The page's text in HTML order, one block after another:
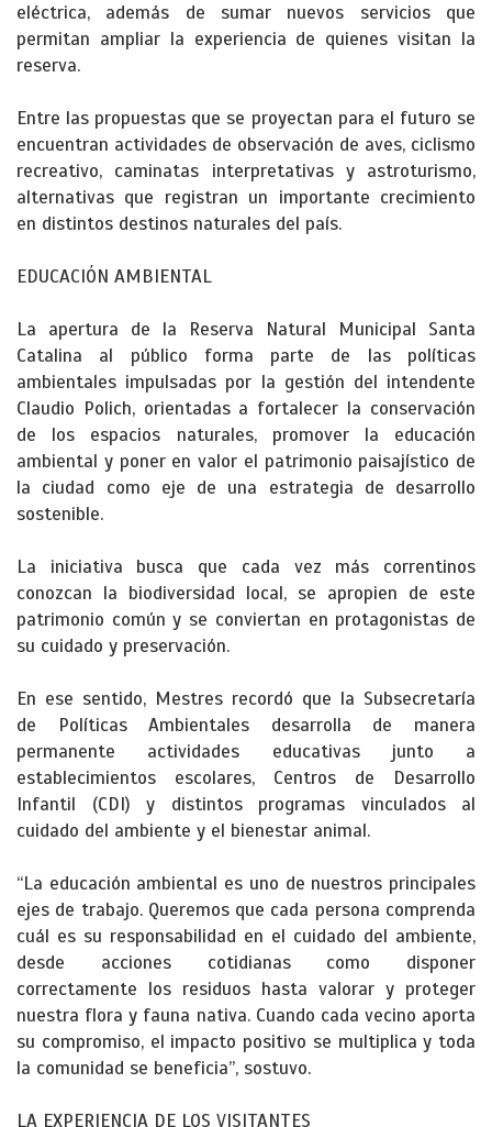
eléctrica, además de sumar nuevos servicios que
permitan ampliar la experiencia de quienes visitan la
reserva.
Entre las propuestas que se proyectan para el futuro se
encuentran actividades de observación de aves, ciclismo
recreativo, caminatas interpretativas y astroturismo,
alternativas que registran un importante crecimiento
en distintos destinos naturales del país.
EDUCACIÓN AMBIENTAL
La apertura de la Reserva Natural Municipal Santa
Catalina al público forma parte de las políticas
ambientales impulsadas por la gestión del intendente
Claudio Polich, orientadas a fortalecer la conservación
de los espacios naturales, promover la educación
ambiental y poner en valor el patrimonio paisajístico de
la ciudad como eje de una estrategia de desarrollo
sostenible.
La iniciativa busca que cada vez más correntinos
conozcan la biodiversidad local, se apropien de este
patrimonio común y se conviertan en protagonistas de
su cuidado y preservación.
En ese sentido, Mestres recordó que la Subsecretaría
de Políticas Ambientales desarrolla de manera
permanente actividades educativas junto a
establecimientos escolares, Centros de Desarrollo
Infantil (CDI) y distintos programas vinculados al
cuidado del ambiente y el bienestar animal.
“La educación ambiental es uno de nuestros principales
ejes de trabajo. Queremos que cada persona comprenda
cuál es su responsabilidad en el cuidado del ambiente,
desde acciones cotidianas como disponer
correctamente los residuos hasta valorar y proteger
nuestra flora y fauna nativa. Cuando cada vecino aporta
su compromiso, el impacto positivo se multiplica y toda
la comunidad se beneficia”, sostuvo.
LA EXPERIENCIA DE LOS VISITANTES